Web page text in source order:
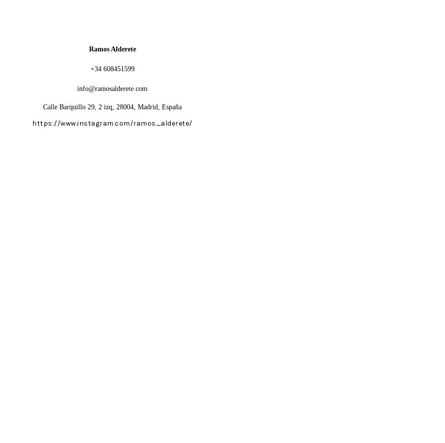
Ramos Alderete
+34 608451599
info@ramosalderete.com
Calle Barquillo 29, 2 izq, 28004, Madrid, España
https://www.instagram.com/ramos_alderete/